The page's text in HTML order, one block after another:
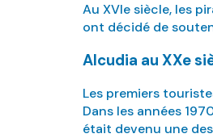
Au XVIe siècle, les
ont décidé de
Alcudia au XXe
Les premiers
Dans les années
était devenu une